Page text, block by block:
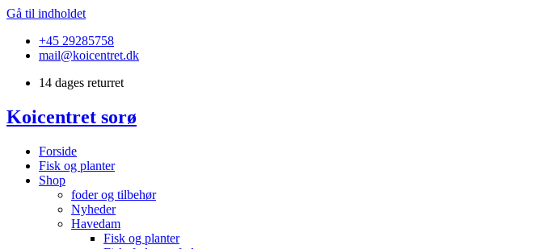
Gå til indholdet
+45 29285758
mail@koicentret.dk
14 dages returret
Koicentret sorø
Forside
Fisk og planter
Shop
foder og tilbehør
Nyheder
Havedam
Fisk og planter